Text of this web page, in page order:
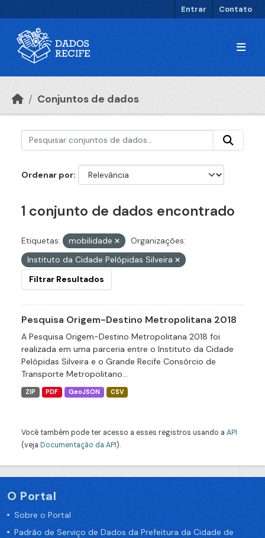
Entrar Contato
Conjuntos de dados
Ordenar por
1 conjunto de dados encontrado
Etiquetas: mobilidade
Organizações:
Instituto da Cidade Pelópidas Silveira
Filtrar Resultados
Pesquisa Origem-Destino Metropolitana 2018
A Pesquisa Origem-Destino Metropolitana 2018 foi
realizada em uma parceria entre o Instituto da Cidade
Pelópidas Silveira e o Grande Recife Consórcio de
Transporte Metropolitano...
ZIP PDF GeoJSON CSV
Você também pode ter acesso a esses registros usando a API
(veja Documentação da API).
O Portal
Sobre o Portal
Padrão de Serviço de Dados da Prefeitura da Cidade de